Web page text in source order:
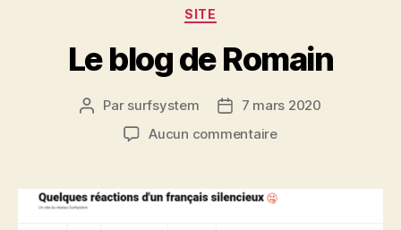
SITE
Le blog de Romain
Par surfsystem
7 mars 2020
Aucun commentaire